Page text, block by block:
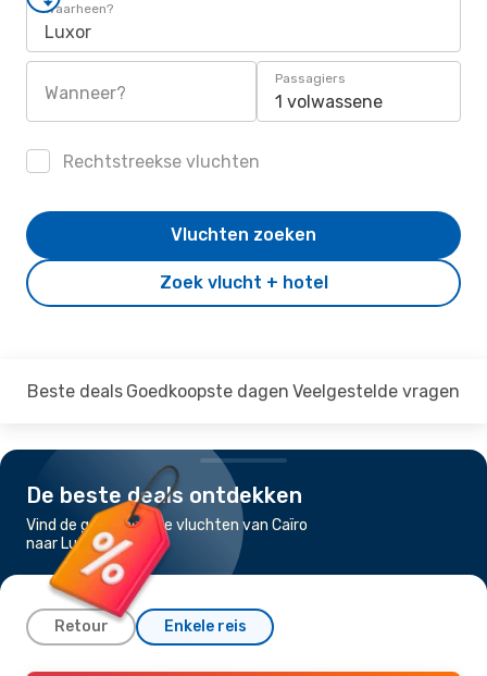
Waarheen?
Luxor
Wanneer?
Passagiers
1 volwassene
Rechtstreekse vluchten
Zoek vlucht + hotel
Vluchten zoeken
Beste deals Goedkoopste dagen Veelgestelde vragen
De beste deals ontdekken
Vind de goedkoopste vluchten van Caïro
naar Luxor
Retour Enkele reis